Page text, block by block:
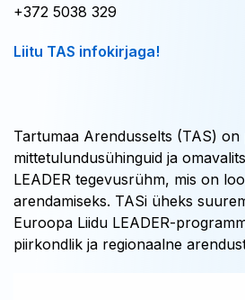
+372 5038 329
Liitu TAS infokirjaga!
Tartumaa Arendusselts (TAS)
mittetulundusühinguid ja
LEADER tegevusrühm, mis on
arendamiseks. TASi üheks
Euroopa Liidu LEADER-
piirkondlik ja regionaalne